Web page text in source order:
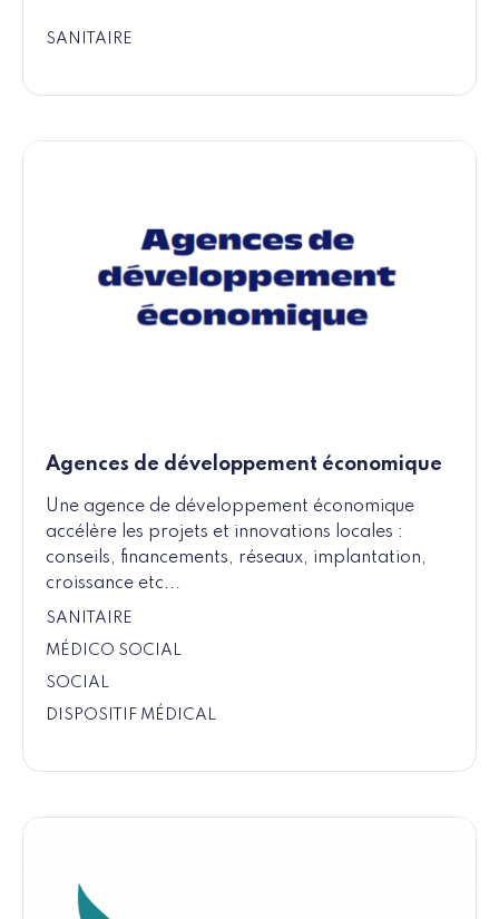
SANITAIRE
Agences de développement économique
Une agence de développement économique
accélère les projets et innovations locales :
conseils, financements, réseaux, implantation,
croissance etc...
SANITAIRE
MÉDICO SOCIAL
SOCIAL
DISPOSITIF MÉDICAL